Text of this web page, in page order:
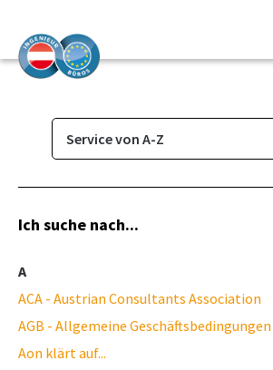
AKTUELLES/INGOO
DAS INGENIEURBÜRO
SERVICE
Service von A-Z
Service
Service von A-Z
Ich suche nach...
A
ACA - Austrian Consultants Association
AGB - Allgemeine Geschäftsbedingungen
Aon klärt auf...